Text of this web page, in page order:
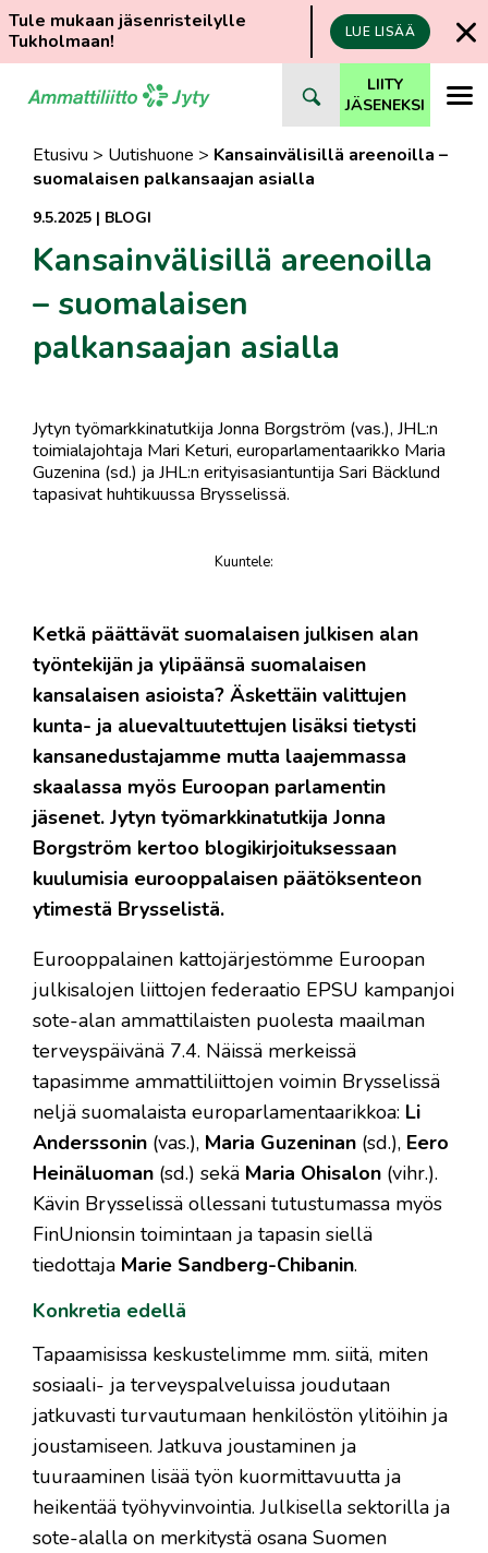
Tule mukaan jäsenristeilylle
Tukholmaan!
LUE LISÄÄ
suoraan
LIITY
JÄSENEKSI
Etusivu > Uutishuone > Kansainvälisillä areenoilla –
suomalaisen palkansaajan asialla
9.5.2025 | BLOGI
Kansainvälisillä areenoilla
– suomalaisen
palkansaajan asialla
Jytyn työmarkkinatutkija Jonna Borgström (vas.), JHL:n
toimialajohtaja Mari Keturi, europarlamentaarikko Maria
Guzenina (sd.) ja JHL:n erityisasiantuntija Sari Bäcklund
tapasivat huhtikuussa Brysselissä.
Kuuntele:
Ketkä päättävät suomalaisen julkisen alan
työntekijän ja ylipäänsä suomalaisen
kansalaisen asioista? Äskettäin valittujen
kunta- ja aluevaltuutettujen lisäksi tietysti
kansanedustajamme mutta laajemmassa
skaalassa myös Euroopan parlamentin
jäsenet. Jytyn työmarkkinatutkija Jonna
Borgström kertoo blogikirjoituksessaan
kuulumisia eurooppalaisen päätöksenteon
ytimestä Brysselistä.
Eurooppalainen kattojärjestömme Euroopan
julkisalojen liittojen federaatio EPSU kampanjoi
sote-alan ammattilaisten puolesta maailman
terveyspäivänä 7.4. Näissä merkeissä
tapasimme ammattiliittojen voimin Brysselissä
neljä suomalaista europarlamentaarikkoa: Li
Anderssonin (vas.), Maria Guzeninan (sd.), Eero
Heinäluoman (sd.) sekä Maria Ohisalon (vihr.).
Kävin Brysselissä ollessani tutustumassa myös
FinUnionsin toimintaan ja tapasin siellä
tiedottaja Marie Sandberg-Chibanin.
Konkretia edellä
Tapaamisissa keskustelimme mm. siitä, miten
sosiaali- ja terveyspalveluissa joudutaan
jatkuvasti turvautumaan henkilöstön ylitöihin ja
joustamiseen. Jatkuva joustaminen ja
tuuraaminen lisää työn kuormittavuutta ja
heikentää työhyvinvointia. Julkisella sektorilla ja
sote-alalla on merkitystä osana Suomen